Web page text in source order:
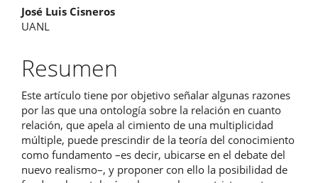
Contenido
principal
del
artículo
José Luis Cisneros
UANL
Resumen
Este artículo tiene por objetivo señalar algunas razones
por las que una ontología sobre la relación en cuanto
relación, que apela al cimiento de una multiplicidad
múltiple, puede prescindir de la teoría del conocimiento
como fundamento –es decir, ubicarse en el debate del
nuevo realismo–, y proponer con ello la posibilidad de